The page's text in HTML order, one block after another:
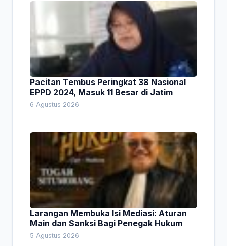
Pacitan Tembus Peringkat 38 Nasional
EPPD 2024, Masuk 11 Besar di Jatim
6 Agustus 2026
Larangan Membuka Isi Mediasi: Aturan
Main dan Sanksi Bagi Penegak Hukum
5 Agustus 2026